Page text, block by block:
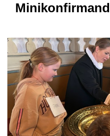
Minikonfirmand